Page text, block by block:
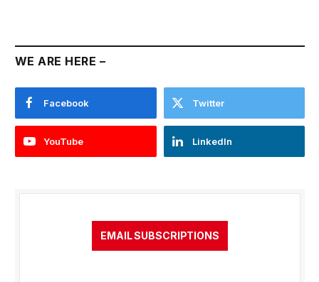
WE ARE HERE –
Facebook Twitter
YouTube LinkedIn
EMAIL SUBSCRIPTIONS